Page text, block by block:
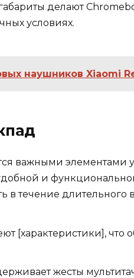
делают
условиях.
наушников Xiaomi
важными элементами
и
в течение длительного
[характеристики], что
жесты